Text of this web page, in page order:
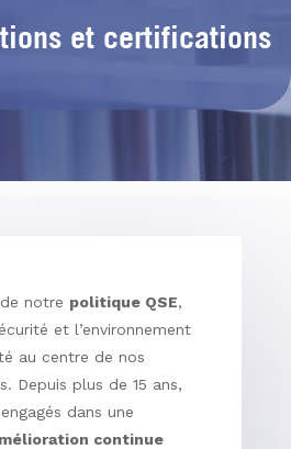
et certifications
notre politique QSE,
et l’environnement
au centre de nos
Depuis plus de 15 ans,
dans une
continue